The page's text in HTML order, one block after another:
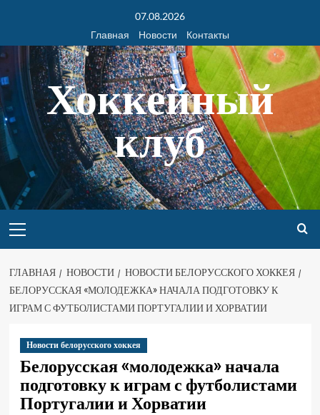
07.08.2026
Главная
Новости Контакты
Хоккейный
клуб
ГЛАВНАЯ НОВОСТИ
НОВОСТИ БЕЛОРУССКОГО ХОККЕЯ
БЕЛОРУССКАЯ «МОЛОДЕЖКА» НАЧАЛА ПОДГОТОВКУ К
ИГРАМ С ФУТБОЛИСТАМИ ПОРТУГАЛИИ И ХОРВАТИИ
Новости белорусского хоккея
Белорусская «молодежка» начала
подготовку к играм с футболистами
Португалии и Хорватии